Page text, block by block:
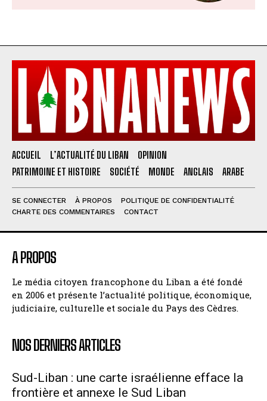
ACCUEIL L’ACTUALITÉ DU LIBAN
OPINION
PATRIMOINE ET HISTOIRE
SOCIÉTÉ MONDE ANGLAIS ARABE
SE CONNECTER À PROPOS
POLITIQUE DE CONFIDENTIALITÉ
CHARTE DES COMMENTAIRES
CONTACT
A PROPOS
Le média citoyen francophone du Liban a été fondé
en 2006 et présente l’actualité politique, économique,
judiciaire, culturelle et sociale du Pays des Cèdres.
NOS DERNIERS ARTICLES
Sud-Liban : une carte israélienne efface la
frontière et annexe le Sud Liban